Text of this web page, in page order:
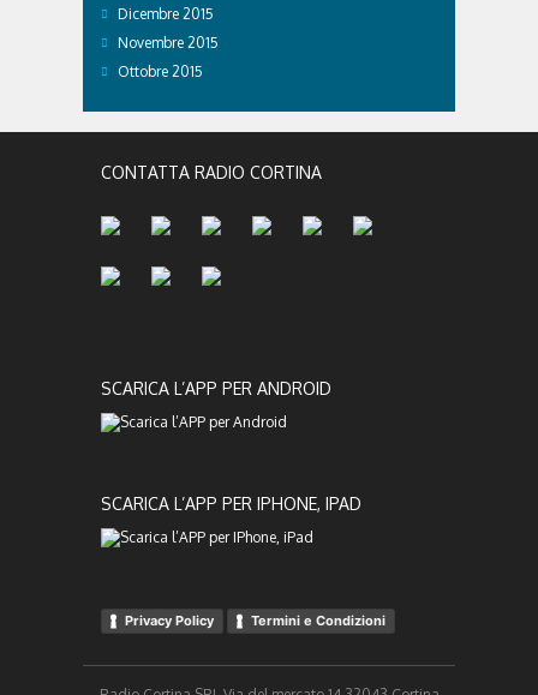
Dicembre 2015
Novembre 2015
Ottobre 2015
CONTATTA RADIO CORTINA
SCARICA L’APP PER ANDROID
SCARICA L’APP PER IPHONE, IPAD
Privacy Policy Termini e Condizioni